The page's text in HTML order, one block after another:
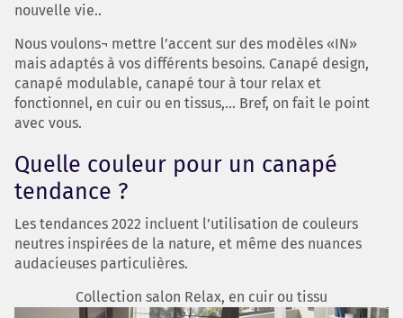
nouvelle vie..
Nous voulons¬ mettre l’accent sur des modèles «IN»
mais adaptés à vos différents besoins. Canapé design,
canapé modulable, canapé tour à tour relax et
fonctionnel, en cuir ou en tissus,... Bref, on fait le point
avec vous.
Quelle couleur pour un canapé
tendance ?
Les tendances 2022 incluent l’utilisation de couleurs
neutres inspirées de la nature, et même des nuances
audacieuses particulières.
Collection salon Relax, en cuir ou tissu